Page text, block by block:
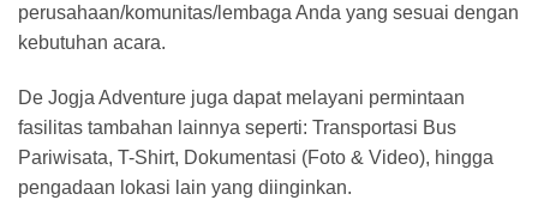
perusahaan/komunitas/lembaga Anda yang sesuai dengan
kebutuhan acara.
De Jogja Adventure juga dapat melayani permintaan
fasilitas tambahan lainnya seperti: Transportasi Bus
Pariwisata, T-Shirt, Dokumentasi (Foto & Video), hingga
pengadaan lokasi lain yang diinginkan.